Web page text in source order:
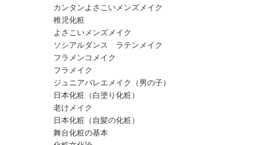
カンタンよさこいメンズメイク
稚児化粧
よさこいメンズメイク
ソシアルダンス ラテンメイク
フラメンコメイク
フラメイク
ジュニアバレエメイク（男の子）
日本化粧（白塗り化粧）
老けメイク
日本化粧（自髪の化粧）
舞台化粧の基本